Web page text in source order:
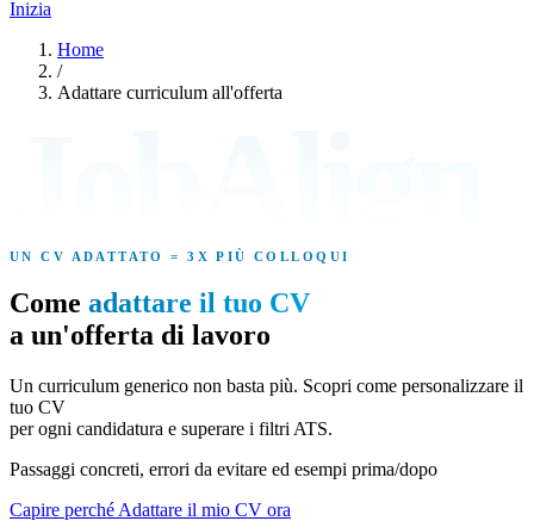
Inizia
Home
/
Adattare curriculum all'offerta
UN CV ADATTATO = 3X PIÙ COLLOQUI
Come adattare il tuo CV
a un'offerta di lavoro
Un curriculum generico non basta più. Scopri come personalizzare il
tuo CV
per ogni candidatura e superare i filtri ATS.
Passaggi concreti, errori da evitare ed esempi prima/dopo
Capire perché Adattare il mio CV ora